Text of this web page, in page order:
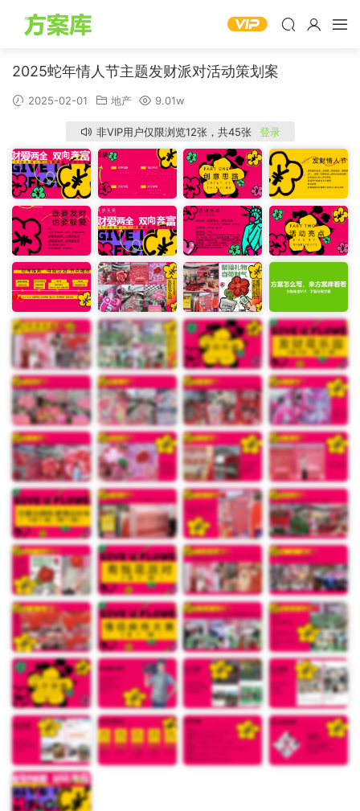
2025蛇年情人节主题发财派对活动策划案
2025-02-01 地产 9.01w
非VIP用户仅限浏览12张，共45张 登录